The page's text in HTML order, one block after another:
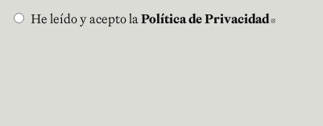
He leído y acepto laPolítica de Privacidad